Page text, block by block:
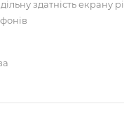
здатність екрану